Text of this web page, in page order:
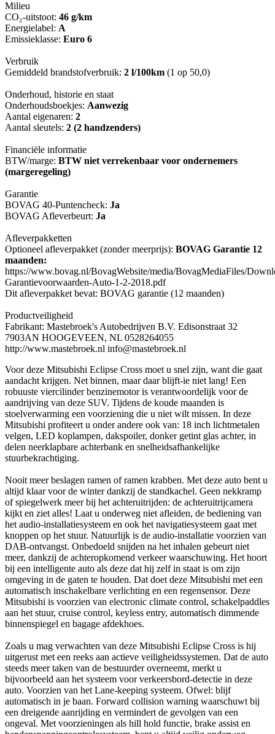
Milieu
CO₂-uitstoot: 46 g/km
Energielabel: A
Emissieklasse: Euro 6
Verbruik
Gemiddeld brandstofverbruik: 2 l/100km (1 op 50,0)
Onderhoud, historie en staat
Onderhoudsboekjes: Aanwezig
Aantal eigenaren: 2
Aantal sleutels: 2 (2 handzenders)
Financiële informatie
BTW/marge: BTW niet verrekenbaar voor ondernemers
(margeregeling)
Garantie
BOVAG 40-Puntencheck: Ja
BOVAG Afleverbeurt: Ja
Afleverpakketten
Optioneel afleverpakket (zonder meerprijs): BOVAG Garantie 12
maanden:
https://www.bovag.nl/BovagWebsite/media/BovagMediaFiles/
Garantievoorwaarden-Auto-1-2-2018.pdf
Dit afleverpakket bevat: BOVAG garantie (12 maanden)
Productveiligheid
Fabrikant: Mastebroek's Autobedrijven B.V. Edisonstraat 32
7903AN HOOGEVEEN, NL 0528264055
http://www.mastebroek.nl info@mastebroek.nl
Voor deze Mitsubishi Eclipse Cross moet u snel zijn, want die gaat
aandacht krijgen. Net binnen, maar daar blijft-ie niet lang! Een
robuuste viercilinder benzinemotor is verantwoordelijk voor de
aandrijving van deze SUV. Tijdens de koude maanden is
stoelverwarming een voorziening die u niet wilt missen. In deze
Mitsubishi profiteert u onder andere ook van: 18 inch lichtmetalen
velgen, LED koplampen, dakspoiler, donker getint glas achter, in
delen neerklapbare achterbank en snelheidsafhankelijke
stuurbekrachtiging.
Nooit meer beslagen ramen of ramen krabben. Met deze auto bent u
altijd klaar voor de winter dankzij de standkachel. Geen nekkramp
of spiegelwerk meer bij het achteruitrijden: de achteruitrijcamera
kijkt en ziet alles! Laat u onderweg niet afleiden, de bediening van
het audio-installatiesysteem en ook het navigatiesysteem gaat met
knoppen op het stuur. Natuurlijk is de audio-installatie voorzien van
DAB-ontvangst. Onbedoeld snijden na het inhalen gebeurt niet
meer, dankzij de achteropkomend verkeer waarschuwing. Het hoort
bij een intelligente auto als deze dat hij zelf in staat is om zijn
omgeving in de gaten te houden. Dat doet deze Mitsubishi met een
automatisch inschakelbare verlichting en een regensensor. Deze
Mitsubishi is voorzien van electronic climate control, schakelpaddles
aan het stuur, cruise control, keyless entry, automatisch dimmende
binnenspiegel en bagage afdekhoes.
Zoals u mag verwachten van deze Mitsubishi Eclipse Cross is hij
uitgerust met een reeks aan actieve veiligheidssystemen. Dat de auto
steeds meer taken van de bestuurder overneemt, merkt u
bijvoorbeeld aan het systeem voor verkeersbord-detectie in deze
auto. Voorzien van het Lane-keeping systeem. Ofwel: blijf
automatisch in je baan. Forward collision warning waarschuwt bij
een dreigende aanrijding en vermindert de gevolgen van een
ongeval. Met voorzieningen als hill hold functie, brake assist en